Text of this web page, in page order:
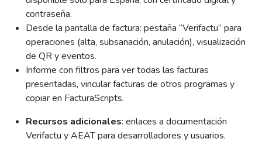
contraseña.
Desde la pantalla de factura: pestaña “Verifactu” para
operaciones (alta, subsanación, anulación), visualización
de QR y eventos.
Informe con filtros para ver todas las facturas
presentadas, vincular facturas de otros programas y
copiar en FacturaScripts.
Recursos adicionales: enlaces a documentación
Verifactu y AEAT para desarrolladores y usuarios.